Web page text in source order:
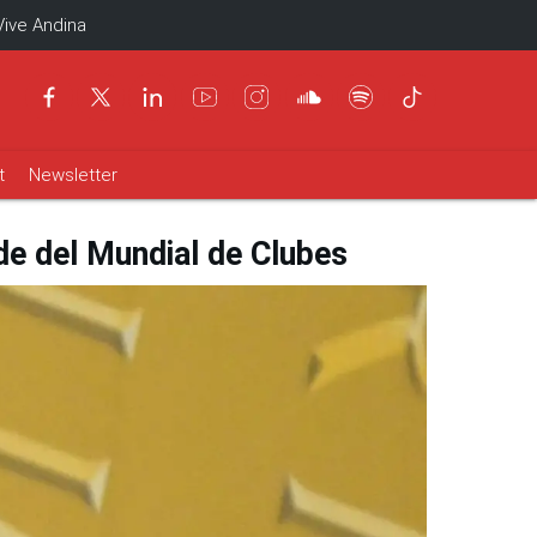
Andina
Newsletter
del Mundial de Clubes